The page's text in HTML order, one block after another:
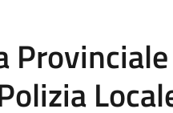
Provinciale